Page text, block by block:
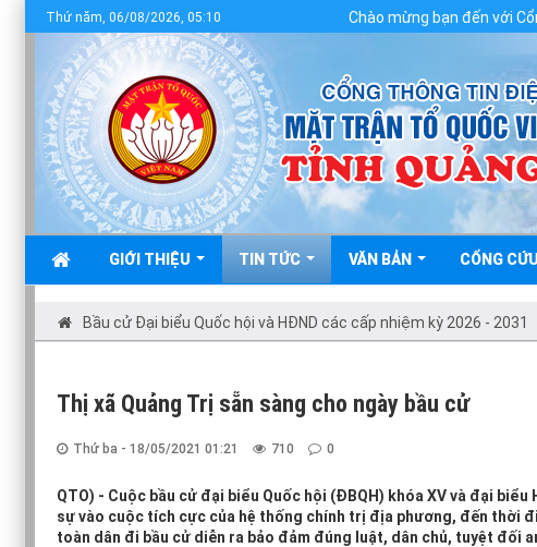
GIỚI THIỆU TIN TỨC VĂN BẢN CỔNG
Thứ năm, 06/08/2026, 05:10 Chào mừng bạn đến với Cổng thông
Bầu cử Đại biểu Quốc hội và HĐND các cấp nhiệm kỳ 2026 - 2031
Thị xã Quảng Trị sẵn sàng cho ngày bầu cử
Thứ ba - 18/05/2021 01:21 710 0
QTO) - Cuộc bầu cử đại biểu Quốc hội (ĐBQH) khóa XV và đại
sự vào cuộc tích cực của hệ thống chính trị địa phương, đến thời
toàn dân đi bầu cử diễn ra bảo đảm đúng luật, dân chủ, tuyệt đối